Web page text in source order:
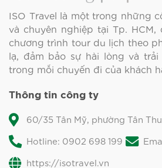
ISO Travel là một trong những
và chuyên nghiệp tại Tp. HCM,
chương trình tour du lịch theo
lạ, đảm bảo sự hài lòng và
trong mỗi chuyến đi của khách
Thông tin công ty
60/35 Tân Mỹ, phường Tân
Hotline: 0902 698 199
https://isotravel.vn